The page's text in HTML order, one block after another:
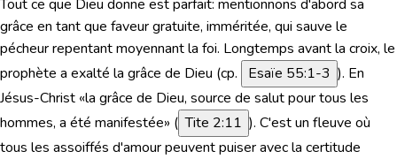
Tout ce que Dieu donne est parfait: mentionnons d'abord sa
grâce en tant que faveur gratuite, imméritée, qui sauve le
pécheur repentant moyennant la foi. Longtemps avant la croix, le
prophète a exalté la grâce de Dieu (cp.
Esaïe 55:1-3 ). En
Jésus-Christ «la grâce de Dieu, source de salut pour tous les
hommes, a été manifestée» ( Tite 2:11 ). C'est un fleuve où
tous les assoiffés d'amour peuvent puiser avec la certitude